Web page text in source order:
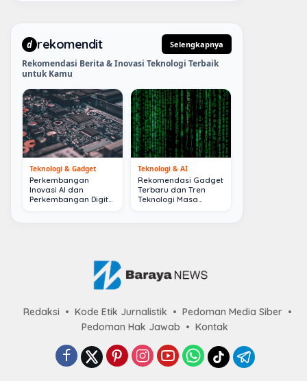
d rekomendit Selengkapnya
Rekomendasi Berita & Inovasi Teknologi Terbaik
untuk Kamu
Teknologi & Gadget
Perkembangan
Inovasi AI dan
Perkembangan Digital
Teknologi & AI
Rekomendasi Gadget
Terbaru dan Tren
Teknologi Masa
Redaksi Kode Etik Jurnalistik
Pedoman Media Siber
Pedoman Hak Jawab
Kontak